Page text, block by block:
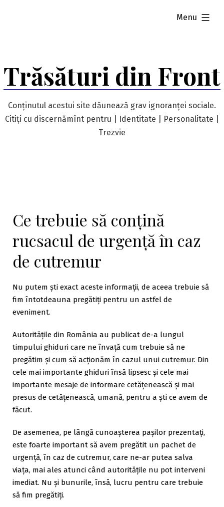
Trăsături din Front
Conținutul acestui site dăunează grav ignoranței sociale.
Citiți cu discernămînt pentru | Identitate | Personalitate |
Trezvie
Menu
expanded
Ce trebuie să conțină
rucsacul de urgență în caz
de cutremur
Nu putem ști exact aceste informații, de aceea trebuie să
fim întotdeauna pregătiți pentru un astfel de
eveniment.
Autoritățile din România au publicat de-a lungul
timpului ghiduri care ne învață cum trebuie să ne
pregătim și cum să acționăm în cazul unui cutremur. Din
cele mai importante ghiduri însă lipsesc și cele mai
importante mesaje de informare cetățenească și mai
presus de cetățenească, umană, pentru a ști ce avem de
făcut.
De asemenea, pe lângă cunoașterea pașilor prezentați,
este foarte important să avem pregătit un pachet de
urgență, în caz de cutremur, care ne-ar putea salva
viața, mai ales atunci când autoritățile nu pot interveni
imediat. Nu și bunurile, însă, lucru pentru care trebuie
să fim pregătiți.